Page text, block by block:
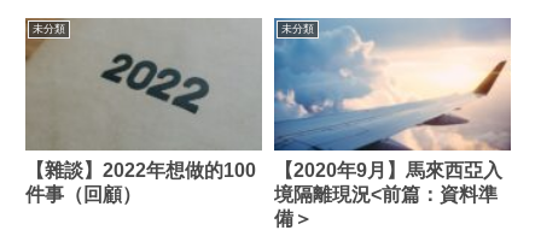
未分類
【雜談】2022年想做的100
件事（回顧）
未分類
【2020年9月】馬來西亞入
境隔離現況<前篇：資料準
備＞